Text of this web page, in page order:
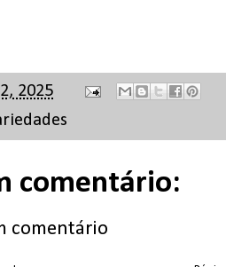
2025
comentário:
comentário